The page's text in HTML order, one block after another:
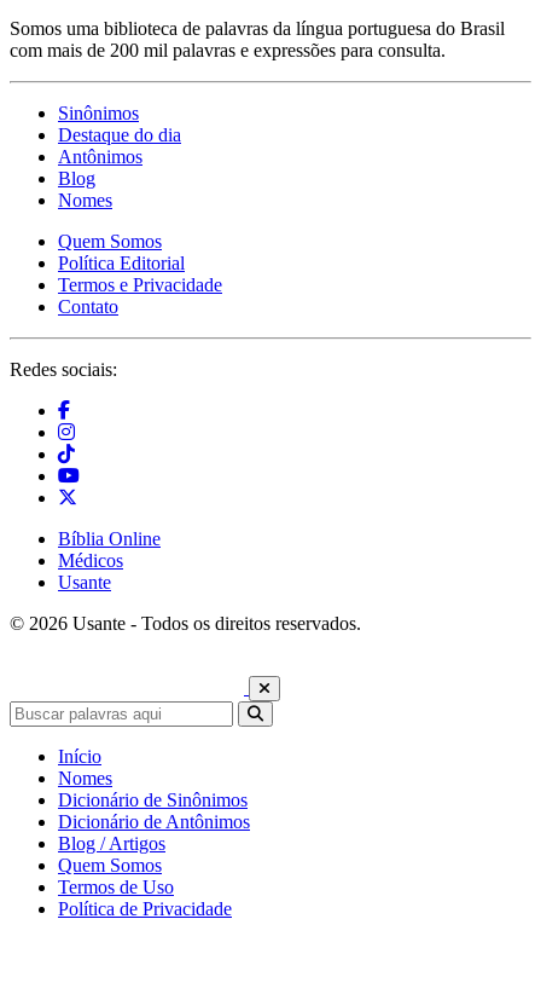
Somos uma biblioteca de palavras da língua portuguesa do Brasil
com mais de 200 mil palavras e expressões para consulta.
Sinônimos
Destaque do dia
Antônimos
Blog
Nomes
Quem Somos
Política Editorial
Termos e Privacidade
Contato
Redes sociais:
Bíblia Online
Médicos
Usante
© 2026 Usante - Todos os direitos reservados.
Início
Nomes
Dicionário de Sinônimos
Dicionário de Antônimos
Blog / Artigos
Quem Somos
Termos de Uso
Política de Privacidade